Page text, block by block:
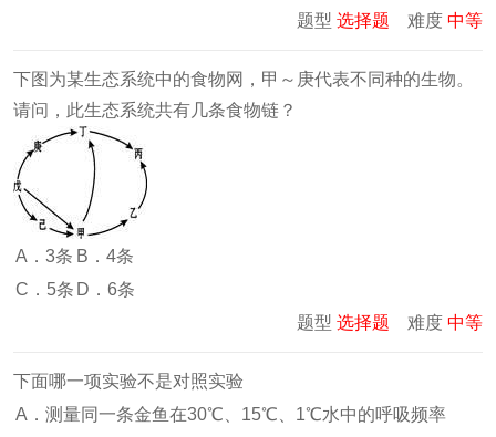
题型 选择题 难度 中等
下图为某生态系统中的食物网，甲～庚代表不同种的生物。
请问，此生态系统共有几条食物链？
A．3条 B．4条
C．5条 D．6条
题型 选择题 难度 中等
下面哪一项实验不是对照实验
A．测量同一条金鱼在30℃、15℃、1℃水中的呼吸频率